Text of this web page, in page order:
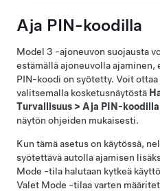
Aja PIN-koodilla
Model 3 -ajoneuvon suojausta
estämällä ajoneuvolla
PIN-koodi on syötetty. Voit
valitsemalla kosketusnäytöstä
Turvallisuus > Aja PIN-koodilla
näytön ohjeiden mukaisesti.
Kun tämä asetus on käytössä,
syötettävä autolla ajamisen
Mode -tila halutaan kytkeä
Valet Mode -tilaa varten